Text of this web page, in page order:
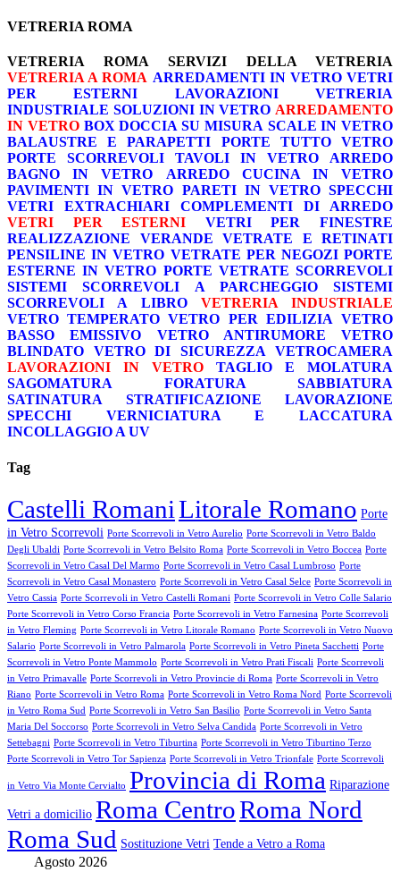
VETRERIA ROMA
VETRERIA ROMA
SERVIZI DELLA VETRERIA
VETRERIA A ROMA ARREDAMENTI IN VETRO VETRI
PER ESTERNI
LAVORAZIONI
VETRERIA
INDUSTRIALE SOLUZIONI IN VETRO ARREDAMENTO
IN VETRO BOX DOCCIA SU MISURA SCALE IN VETRO
BALAUSTRE E PARAPETTI
PORTE TUTTO VETRO
PORTE SCORREVOLI
TAVOLI IN VETRO
ARREDO
BAGNO IN VETRO
ARREDO CUCINA IN VETRO
PAVIMENTI IN VETRO PARETI IN VETRO SPECCHI
VETRI EXTRACHIARI
COMPLEMENTI DI ARREDO
VETRI PER ESTERNI
VETRI PER FINESTRE
REALIZZAZIONE VERANDE
VETRATE E RETINATI
PENSILINE IN VETRO VETRATE PER NEGOZI PORTE
ESTERNE IN VETRO PORTE VETRATE SCORREVOLI
SISTEMI SCORREVOLI A PARCHEGGIO
SISTEMI
SCORREVOLI A LIBRO
VETRERIA INDUSTRIALE
VETRO TEMPERATO VETRO PER EDILIZIA VETRO
BASSO EMISSIVO
VETRO ANTIRUMORE
VETRO
BLINDATO
VETRO DI SICUREZZA
VETROCAMERA
LAVORAZIONI IN VETRO
TAGLIO E MOLATURA
SAGOMATURA
FORATURA
SABBIATURA
SATINATURA
STRATIFICAZIONE
LAVORAZIONE
SPECCHI
VERNICIATURA E LACCATURA
INCOLLAGGIO A UV
Tag
Castelli RomaniLitorale Romano Porte
in Vetro Scorrevoli Porte Scorrevoli in Vetro Aurelio Porte Scorrevoli in Vetro Baldo
Degli Ubaldi Porte Scorrevoli in Vetro Belsito Roma Porte Scorrevoli in Vetro Boccea Porte
Scorrevoli in Vetro Casal Del Marmo Porte Scorrevoli in Vetro Casal Lumbroso Porte
Scorrevoli in Vetro Casal Monastero Porte Scorrevoli in Vetro Casal Selce Porte Scorrevoli in
Vetro Cassia Porte Scorrevoli in Vetro Castelli Romani Porte Scorrevoli in Vetro Colle Salario
Porte Scorrevoli in Vetro Corso Francia Porte Scorrevoli in Vetro Farnesina Porte Scorrevoli
in Vetro Fleming Porte Scorrevoli in Vetro Litorale Romano Porte Scorrevoli in Vetro Nuovo
Salario Porte Scorrevoli in Vetro Palmarola Porte Scorrevoli in Vetro Pineta Sacchetti Porte
Scorrevoli in Vetro Ponte Mammolo Porte Scorrevoli in Vetro Prati Fiscali Porte Scorrevoli
in Vetro Primavalle Porte Scorrevoli in Vetro Provincie di Roma Porte Scorrevoli in Vetro
Riano Porte Scorrevoli in Vetro Roma Porte Scorrevoli in Vetro Roma Nord Porte Scorrevoli
in Vetro Roma Sud Porte Scorrevoli in Vetro San Basilio Porte Scorrevoli in Vetro Santa
Maria Del Soccorso Porte Scorrevoli in Vetro Selva Candida Porte Scorrevoli in Vetro
Settebagni Porte Scorrevoli in Vetro Tiburtina Porte Scorrevoli in Vetro Tiburtino Terzo
Porte Scorrevoli in Vetro Tor Sapienza Porte Scorrevoli in Vetro Trionfale Porte Scorrevoli
in Vetro Via Monte Cervialto Provincia di Roma Riparazione
Vetri a domicilio Roma CentroRoma Nord
Roma Sud Sostituzione Vetri Tende a Vetro a Roma
Agosto 2026